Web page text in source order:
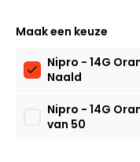
Maak een keuze
Nipro - 14G
Naald
Nipro - 14G
van 50